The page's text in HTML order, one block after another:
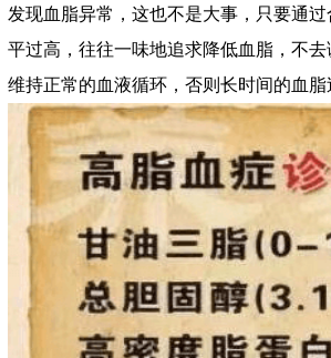
发现血脂异常，这也不是大事，只要通
平过高，往往一味地追求降低血脂，不
维持正常的血液循环，否则长时间的血